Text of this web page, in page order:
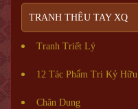
TRANH THÊU TAY XQ
Tranh Triết Lý
12 Tác Phẩm Tri Kỷ Hữu
Chân Dung